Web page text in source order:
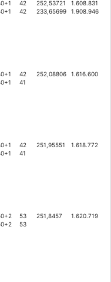
42
42
252,53721
233,65699
1.608.831
1.908.946
42
41
252,08806 1.616.600
42
41
251,95551 1.618.772
53
53
251,8457 1.620.719